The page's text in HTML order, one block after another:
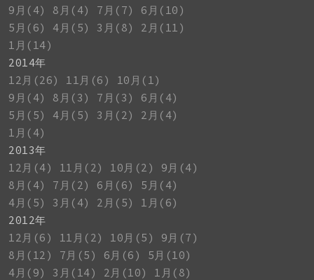
9月(4)
8月(4) 7月(7)
6月(10)
5月(6)
4月(5) 3月(8)
2月(11)
1月(14)
2014年
12月(26)
11月(6)
10月(1)
9月(4)
8月(3) 7月(3)
6月(4)
5月(5)
4月(5) 3月(2)
2月(4)
1月(4)
2013年
12月(4)
11月(2) 10月(2)
9月(4)
8月(4)
7月(2) 6月(6)
5月(4)
4月(5)
3月(4) 2月(5)
1月(6)
2012年
12月(6)
11月(2) 10月(5)
9月(7)
8月(12)
7月(5) 6月(6)
5月(10)
4月(9)
3月(14) 2月(10)
1月(8)